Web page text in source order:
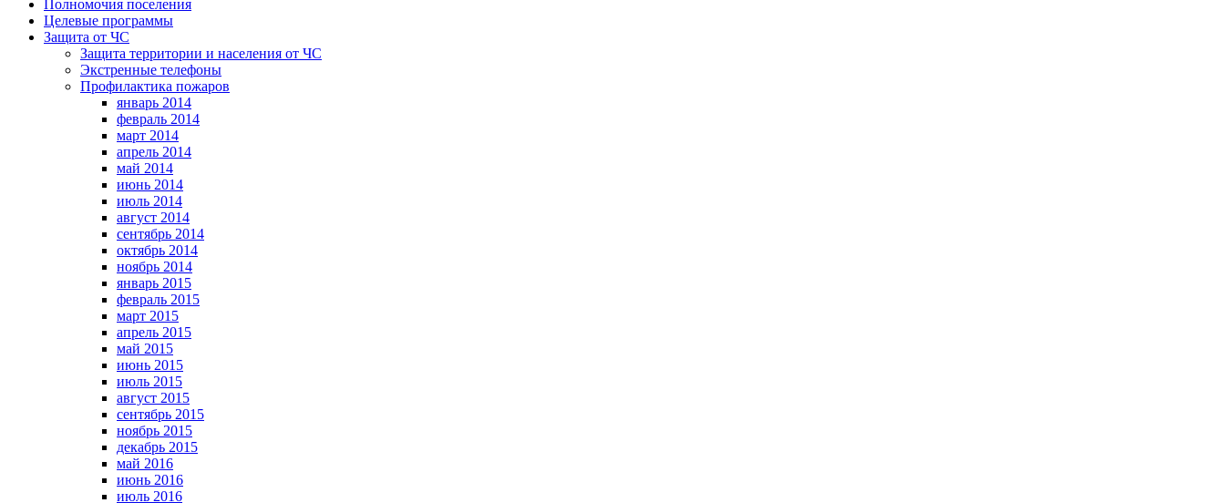
Полномочия поселения
Целевые программы
Защита от ЧС
Защита территории и населения от ЧС
Экстренные телефоны
Профилактика пожаров
январь 2014
февраль 2014
март 2014
апрель 2014
май 2014
июнь 2014
июль 2014
август 2014
сентябрь 2014
октябрь 2014
ноябрь 2014
январь 2015
февраль 2015
март 2015
апрель 2015
май 2015
июнь 2015
июль 2015
август 2015
сентябрь 2015
ноябрь 2015
декабрь 2015
май 2016
июнь 2016
июль 2016